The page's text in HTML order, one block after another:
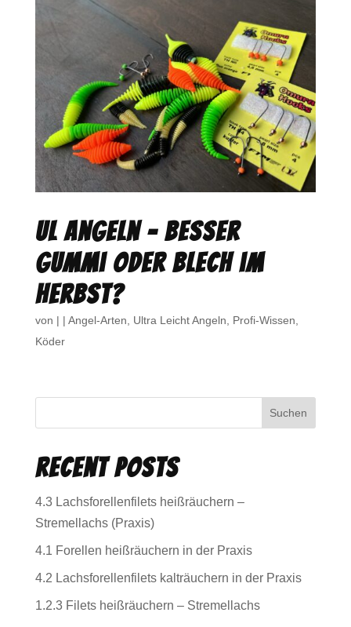
UL Angeln – besser
Gummi oder Blech im
Herbst?
von | | Angel-Arten Ultra Leicht Angeln Profi-Wissen
Köder
Suchen
Recent Posts
4.3 Lachsforellenfilets heißräuchern –
Stremellachs (Praxis)
4.1 Forellen heißräuchern in der Praxis
4.2 Lachsforellenfilets kalträuchern in der Praxis
1.2.3 Filets heißräuchern – Stremellachs